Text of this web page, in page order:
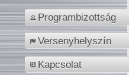
Programbizottság
Versenyhelyszín
Kapcsolat